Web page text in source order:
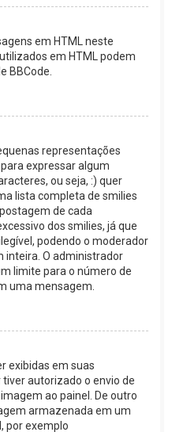
em HTML neste
em HTML podem
BBCode.
representações
expressar algum
ou seja, :) quer
lista completa de smilies
de cada
dos smilies, já que
podendo o moderador
inteira. O administrador
limite para o número de
uma mensagem.
exibidas em suas
autorizado o envio de
ao painel. De outro
armazenada em um
por exemplo